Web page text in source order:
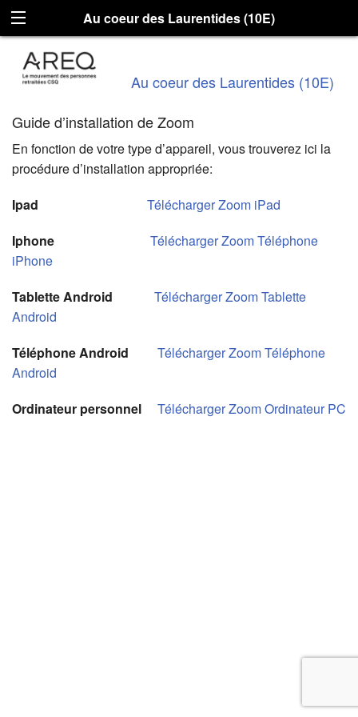
Au coeur des Laurentides (10E)
Au coeur des Laurentides (10E)
Guide d’installation de Zoom
En fonction de votre type d’appareil, vous trouverez ici la
procédure d’installation appropriée:
Ipad
Télécharger Zoom iPad
Iphone
Télécharger Zoom Téléphone
iPhone
Tablette Android TéléchargerZoomTablette
Android
Téléphone Android
Télécharger Zoom Téléphone
Android
Ordinateur personnel
Télécharger Zoom Ordinateur PC